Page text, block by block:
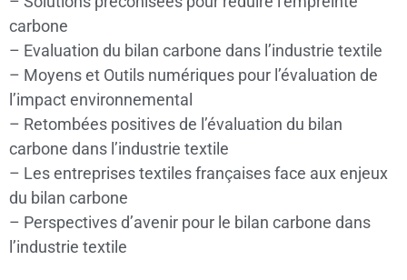
carbone
– Evaluation du bilan carbone dans l’industrie textile
– Moyens et Outils numériques pour l’évaluation de
l’impact environnemental
– Retombées positives de l’évaluation du bilan
carbone dans l’industrie textile
– Les entreprises textiles françaises face aux enjeux
du bilan carbone
– Perspectives d’avenir pour le bilan carbone dans
l’industrie textile